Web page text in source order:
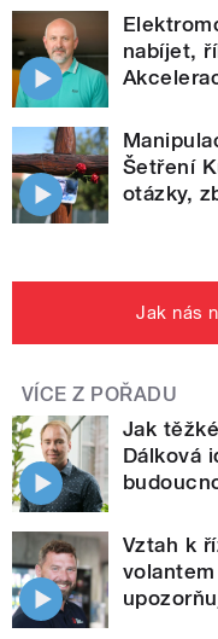
nabíjet,
Šetření
otázky,
Jak nás
VÍCE Z POŘADU
Jak
Dálková
Vztah k